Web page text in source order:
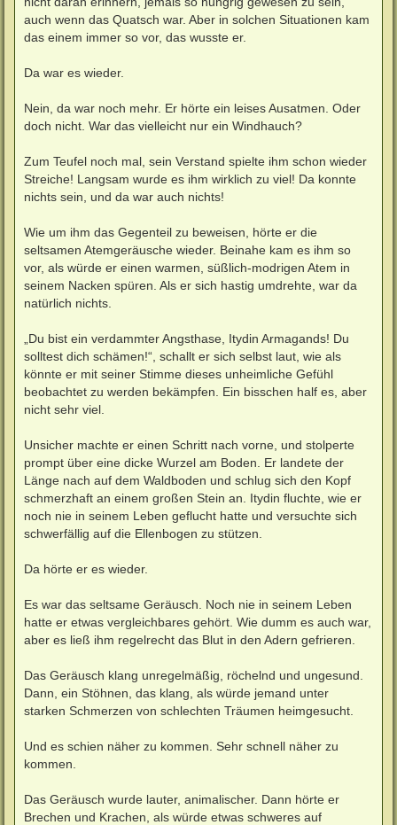
auch wenn das Quatsch war. Aber in solchen Situationen kam
das einem immer so vor, das wusste er.
Da war es wieder.
Nein, da war noch mehr. Er hörte ein leises Ausatmen. Oder
doch nicht. War das vielleicht nur ein Windhauch?
Zum Teufel noch mal, sein Verstand spielte ihm schon wieder
Streiche! Langsam wurde es ihm wirklich zu viel! Da konnte
nichts sein, und da war auch nichts!
Wie um ihm das Gegenteil zu beweisen, hörte er die
seltsamen Atemgeräusche wieder. Beinahe kam es ihm so
vor, als würde er einen warmen, süßlich-modrigen Atem in
seinem Nacken spüren. Als er sich hastig umdrehte, war da
natürlich nichts.
„Du bist ein verdammter Angsthase, Itydin Armagands! Du
solltest dich schämen!“, schallt er sich selbst laut, wie als
könnte er mit seiner Stimme dieses unheimliche Gefühl
beobachtet zu werden bekämpfen. Ein bisschen half es, aber
nicht sehr viel.
Unsicher machte er einen Schritt nach vorne, und stolperte
prompt über eine dicke Wurzel am Boden. Er landete der
Länge nach auf dem Waldboden und schlug sich den Kopf
schmerzhaft an einem großen Stein an. Itydin fluchte, wie er
noch nie in seinem Leben geflucht hatte und versuchte sich
schwerfällig auf die Ellenbogen zu stützen.
Da hörte er es wieder.
Es war das seltsame Geräusch. Noch nie in seinem Leben
hatte er etwas vergleichbares gehört. Wie dumm es auch war,
aber es ließ ihm regelrecht das Blut in den Adern gefrieren.
Das Geräusch klang unregelmäßig, röchelnd und ungesund.
Dann, ein Stöhnen, das klang, als würde jemand unter
starken Schmerzen von schlechten Träumen heimgesucht.
Und es schien näher zu kommen. Sehr schnell näher zu
kommen.
Das Geräusch wurde lauter, animalischer. Dann hörte er
Brechen und Krachen, als würde etwas schweres auf